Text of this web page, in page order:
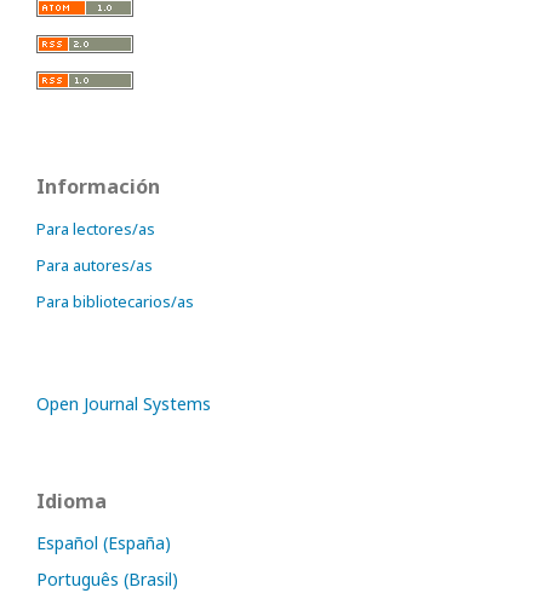
Información
Para lectores/as
Para autores/as
Para bibliotecarios/as
Open Journal Systems
Idioma
Español (España)
Português (Brasil)